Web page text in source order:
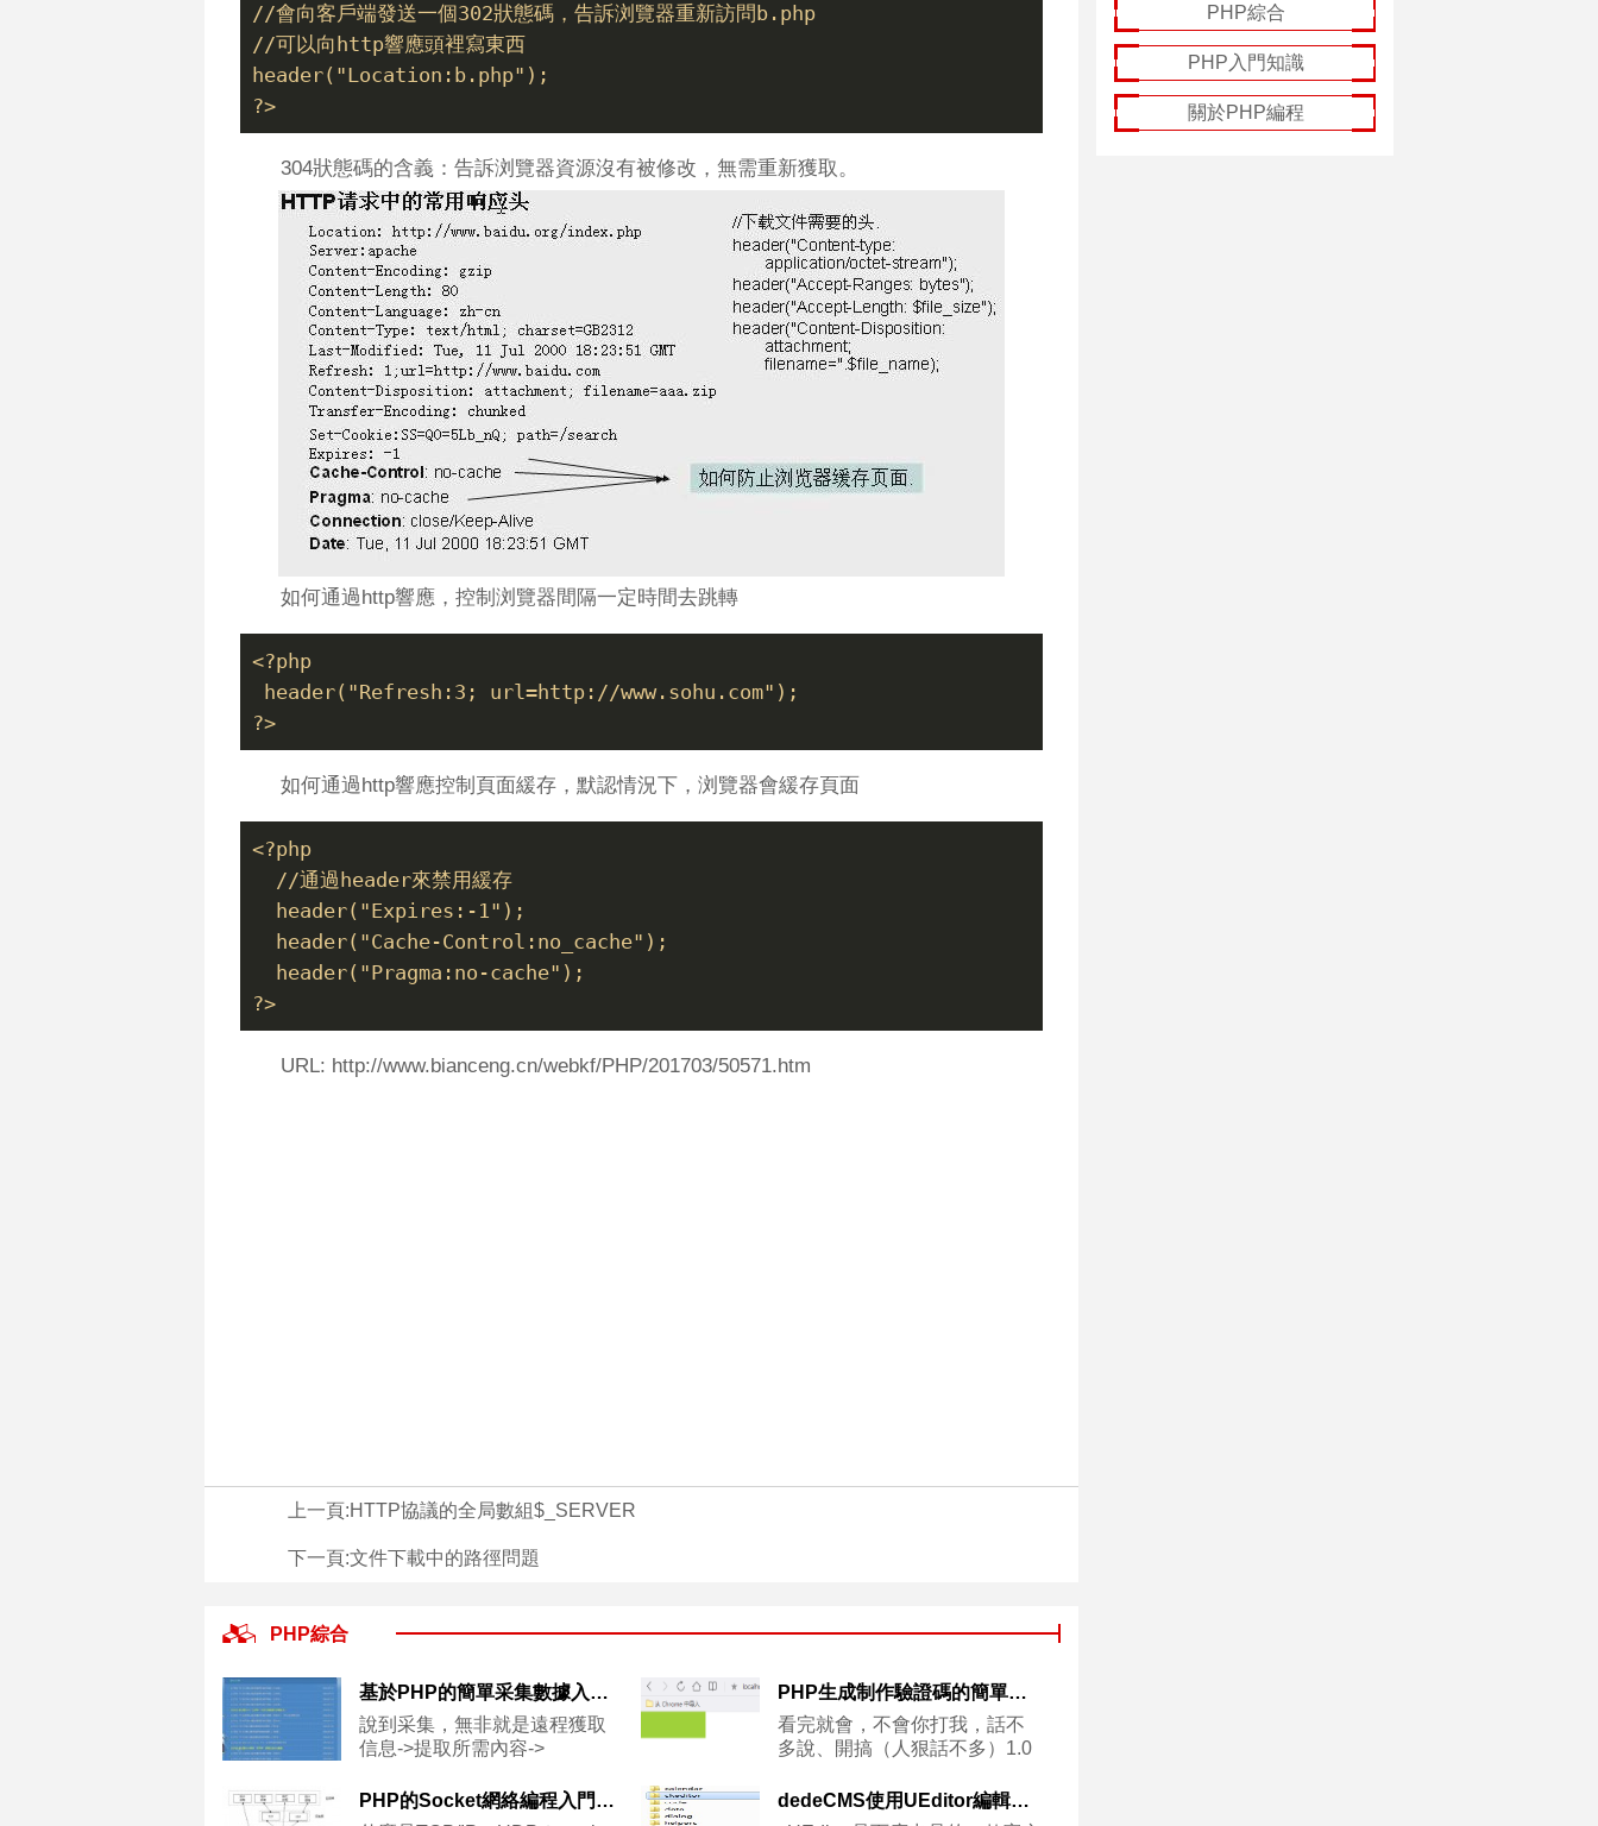
//會向客戶端發送一個302狀態碼，告訴浏覽器重新訪問b.php
//可以向http響應頭裡寫東西
header("Location:b.php");
?>
304狀態碼的含義：告訴浏覽器資源沒有被修改，無需重新獲取。
如何通過http響應，控制浏覽器間隔一定時間去跳轉
<?php
header("Refresh:3; url=http://www.sohu.com");
?>
如何通過http響應控制頁面緩存，默認情況下，浏覽器會緩存頁面
<?php
  //通過header來禁用緩存
  header("Expires:-1");
  header("Cache-Control:no_cache");
  header("Pragma:no-cache");
?>
URL: http://www.bianceng.cn/webkf/PHP/201703/50571.htm
上一頁:HTTP協議的全局數組$_SERVER
下一頁:文件下載中的路徑問題
PHP綜合
基於PHP的簡單采集數據入庫程序
說到采集，無非就是遠程獲取
信息->提取所需內容->
PHP生成制作驗證碼的簡單實例
看完就會，不會你打我，話不
多說、開搞（人狠話不多）1.0
PHP的Socket網絡編程入門指引
dedeCMS使用UEditor編輯器的教程
PHP綜合
PHP入門知識
關於PHP編程